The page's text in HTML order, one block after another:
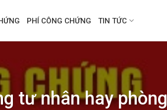
PHÍ CÔNG CHỨNG TIN TỨC
tư nhân hay phòng